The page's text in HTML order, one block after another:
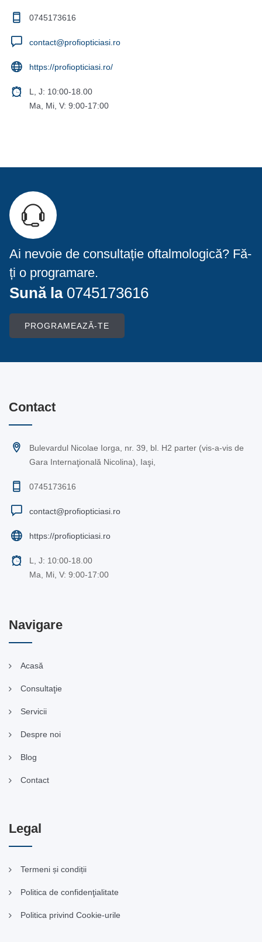
0745173616
contact@profiopticiasi.ro
https://profiopticiasi.ro/
L, J: 10:00-18.00
Ma, Mi, V: 9:00-17:00
Ai nevoie de consultație oftalmologică? Fă-
ți o programare.
Sună la 0745173616
PROGRAMEAZĂ-TE
Contact
Bulevardul Nicolae Iorga, nr. 39, bl. H2 parter (vis-a-vis de
Gara Internaţională Nicolina), Iaşi,
0745173616
contact@profiopticiasi.ro
https://profiopticiasi.ro
L, J: 10:00-18.00
Ma, Mi, V: 9:00-17:00
Navigare
Acasă
Consultaţie
Servicii
Despre noi
Blog
Contact
Legal
Termeni și condiții
Politica de confidenţialitate
Politica privind Cookie-urile